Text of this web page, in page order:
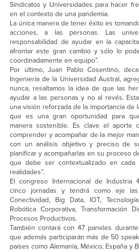
Sindicatos y Universidades para hacer
en el contexto de una pandemia.
La única manera de tener éxito es
acciones, a las personas. Las
responsabilidad de ayudar en la
afrontar este gran cambio y sólo lo
coordinadamente en equipo”.
Por último, Juan Pablo Cosentino,
Ingeniería de la Universidad Austral,
nunca, resaltamos la idea de que las
ayudar a las personas y no al revés.
una visión reforzada de la importancia de
que es una gran oportunidad para
manera sostenible. Es clave el aporte
comprender y acompañar de la mejor
con un análisis objetivo y preciso de
planificar y acompañarlas en su proceso
que debe ser contextualizado en
realidades”.
El congreso Internacional de Industria
cinco jornadas y tendrá como eje las
Conectividad, Big Data, IOT,
Robótica Corporativa, Transformación
Procesos Productivos.
También contará con 47 paneles
que además participarán más de 50
países como Alemania, México, España y